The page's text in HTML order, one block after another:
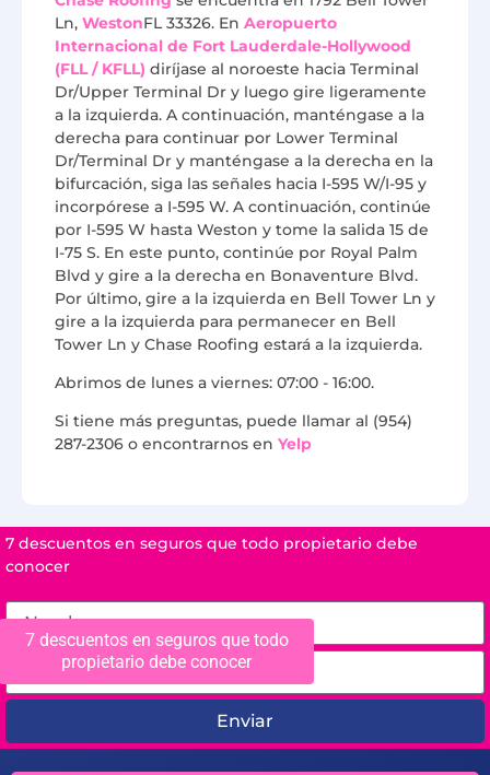
Ln, WestonFL 33326. En Aeropuerto
Internacional de Fort Lauderdale-Hollywood
(FLL / KFLL) diríjase al noroeste hacia Terminal
Dr/Upper Terminal Dr y luego gire ligeramente
a la izquierda. A continuación, manténgase a la
derecha para continuar por Lower Terminal
Dr/Terminal Dr y manténgase a la derecha en la
bifurcación, siga las señales hacia I-595 W/I-95 y
incorpórese a I-595 W. A continuación, continúe
por I-595 W hasta Weston y tome la salida 15 de
I-75 S. En este punto, continúe por Royal Palm
Blvd y gire a la derecha en Bonaventure Blvd.
Por último, gire a la izquierda en Bell Tower Ln y
gire a la izquierda para permanecer en Bell
Tower Ln y Chase Roofing estará a la izquierda.
Abrimos de lunes a viernes: 07:00 - 16:00.
Si tiene más preguntas, puede llamar al (954)
287-2306 o encontrarnos en Yelp
7 descuentos en seguros que todo
propietario debe conocer
7 descuentos en seguros que todo propietario debe
conocer
Enviar